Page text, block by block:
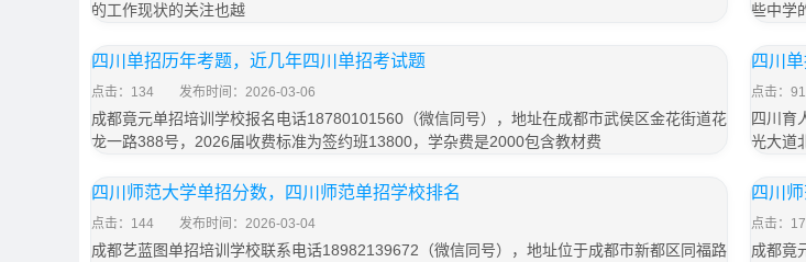
的工作现状的关注也越
些中学
四川单招历年考题，近几年四川单招考试题
点击：134 发布时间：2026-03-06
成都竟元单招培训学校报名电话18780101560（微信同号），地址在成都市武侯区金花街道花
龙一路388号，2026届收费标准为签约班13800，学杂费是2000包含教材费
四川
点击：91
四川育
光大道
四川师范大学单招分数，四川师范单招学校排名
点击：144 发布时间：2026-03-04
成都艺蓝图单招培训学校联系电话18982139672（微信同号），地址位于成都市新都区同福路
四川
点击：
成都竟